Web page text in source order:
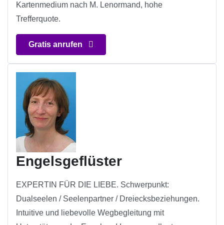
Kartenmedium nach M. Lenormand, hohe
Trefferquote.
Gratis anrufen
Engelsgeflüster
EXPERTIN FÜR DIE LIEBE. Schwerpunkt:
Dualseelen / Seelenpartner / Dreiecksbeziehungen.
Intuitive und liebevolle Wegbegleitung mit